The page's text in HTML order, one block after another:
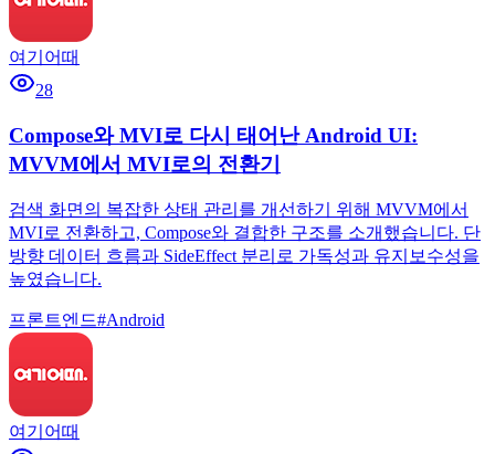
여기어때
28
Compose와 MVI로 다시 태어난 Android UI:
MVVM에서 MVI로의 전환기
검색 화면의 복잡한 상태 관리를 개선하기 위해 MVVM에서
MVI로 전환하고, Compose와 결합한 구조를 소개했습니다. 단
방향 데이터 흐름과 SideEffect 분리로 가독성과 유지보수성을
높였습니다.
프론트엔드#Android
여기어때